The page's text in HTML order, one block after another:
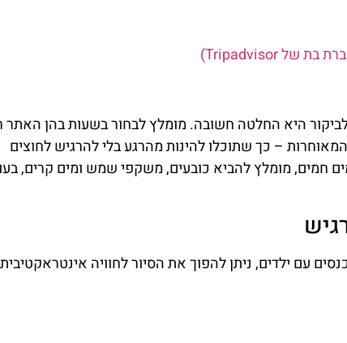
היא החלטה חשובה. מומלץ לבחור בשעות בהן האתר
– כך שתוכלו להינות מהרגע בלי להרגיש לחוצים
חמים, מומלץ להביא כובעים, משקפי שמש ומים קרים,
עם ילדים, ניתן להפוך את הסיור לחוויה